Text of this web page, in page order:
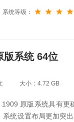
系统等级：
系统 64位
大小：4.72 GB
原版系统具有更
系统设置布局更加突